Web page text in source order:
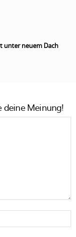
unter neuem Dach
deine Meinung!